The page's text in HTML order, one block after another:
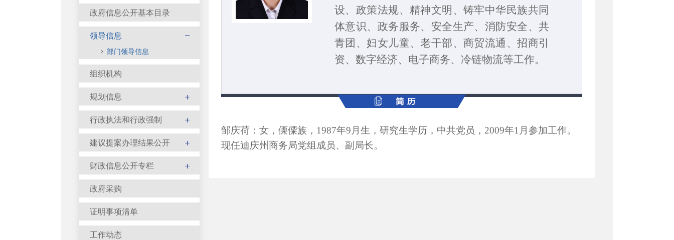
政府信息公开基本目录
领导信息
部门领导信息
组织机构
规划信息
行政执法和行政强制
建议提案办理结果公开
财政信息公开专栏
政府采购
证明事项清单
工作动态
设、政策法规、 精神文明 、铸牢中华民族共同
体意识、政务服务、 安全生产、 消防安全、共
青团、妇女儿童、老干部、商贸流通、招商引
资、 数字经济、电子商务、冷链物流等工作。
邹庆荷：女，傈僳族，1987年9月生，研究生学历，中共党员，2009年1月参加工作。
现任迪庆州商务局党组成员、副局长。